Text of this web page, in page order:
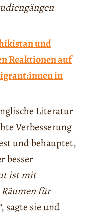
und
Reaktionen auf
in
Literatur
Verbesserung
und behauptet,
besser
ist mit
für
, sagte sie und